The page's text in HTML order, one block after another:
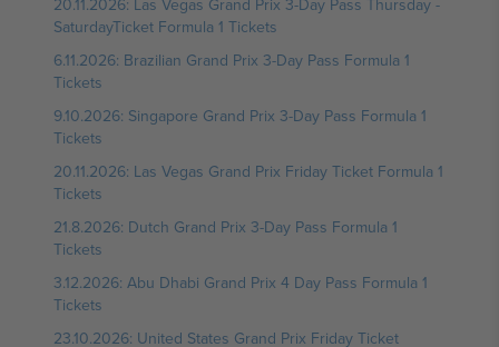
SaturdayTicket Formula 1 Tickets
6.11.2026: Brazilian Grand Prix 3-Day Pass Formula 1
Tickets
9.10.2026: Singapore Grand Prix 3-Day Pass Formula 1
Tickets
20.11.2026: Las Vegas Grand Prix Friday Ticket Formula 1
Tickets
21.8.2026: Dutch Grand Prix 3-Day Pass Formula 1
Tickets
3.12.2026: Abu Dhabi Grand Prix 4 Day Pass Formula 1
Tickets
23.10.2026: United States Grand Prix Friday Ticket